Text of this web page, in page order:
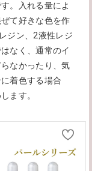
。入れる量によ
て好きな色を作
ジン、2液性レジ
なく、通常のイ
なかったり、気
着色する場合
ます。